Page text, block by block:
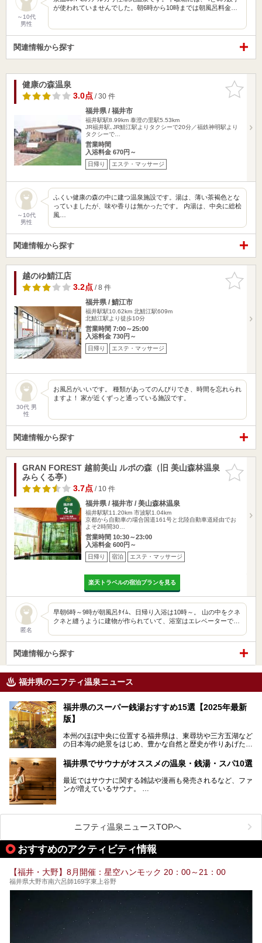
～10代
男性
が使われていませんでした。朝6時から10時までは朝風呂料金…
関連情報から探す
お気に入
りに追加
健康の森温泉
3.0点/ 30 件
福井県 / 福井市
福井駅駅8.99km 泰澄の里駅5.53km
JR福井駅､JR鯖江駅よりタクシーで20分／福鉄神明駅より
タクシーで…
営業時間
入浴料金 670円～
日帰り エステ・マッサージ
～10代
男性
ふくい健康の森の中に建つ温泉施設です。湯は、薄い茶褐色とな
っていましたが、味や香りは無かったです。 内湯は、中央に総桧
風…
関連情報から探す
お気に入
りに追加
越のゆ鯖江店
3.2点/ 8 件
福井県 / 鯖江市
福井駅駅10.62km 北鯖江駅609m
北鯖江駅より徒歩10分
営業時間 7:00～25:00
入浴料金 730円～
日帰り エステ・マッサージ
30代 男
性
お風呂がいいです。 種類があってのんびりでき、時間を忘れられ
ますよ！ 家が近くずっと通っている施設です。
関連情報から探す
お気に入
りに追加
GRAN FOREST 越前美山 ルポの森（旧 美山森林温泉
みらくる亭）
3.7点/ 10 件
福井県 / 福井市 / 美山森林温泉
福井駅駅11.20km 市波駅1.04km
京都から自動車の場合国道161号と北陸自動車道経由でお
よそ2時間30…
営業時間 10:30～23:00
入浴料金 600円～
日帰り 宿泊 エステ・マッサージ
楽天トラベルの宿泊プランを見る
匿名
早朝6時～9時が朝風呂ﾀｲﾑ、日帰り入浴は10時～。 山の中をクネ
クネと縫うように建物が作られていて、浴室はエレベーターで…
関連情報から探す
福井県のニフティ温泉ニュース
福井県のスーパー銭湯おすすめ15選【2025年最新
版】
本州のほぼ中央に位置する福井県は、東尋坊や三方五湖など
の日本海の絶景をはじめ、豊かな自然と歴史が作りあげた見
る海産物、越前そば、ソースかつ丼などのグルメも人気で
す。
2024年春の北陸新幹線の延伸により、関西地方のみならず
首都圏からもアクセスしやすくなりました。今回は、そんな
福井県でおすすめのスーパー銭湯をご紹介します。
福井県でサウナがオススメの温泉・銭湯・スパ10選
最近ではサウナに関する雑誌や漫画も発売されるなど、ファ
ンが増えているサウナ。
チームサウナ、塩サウナなどが存在し、施設によって様々な
こだわりを持つ施設も増えています。
ススメ温泉・銭湯・スパを10件まとめてご紹介します。
ニフティ温泉ニュースTOPへ
おすすめのアクティビティ情報
【福井・大野】8月開催：星空ハンモック 20：00～21：00
福井県大野市南六呂師169字東上谷野